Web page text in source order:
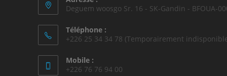
Deguem woosgo Sr. 16 - SK-Gandin - BFOUA-
Téléphone :
+226 25 34 34 78 (Temporairement
Mobile :
+226 76 76 94 00